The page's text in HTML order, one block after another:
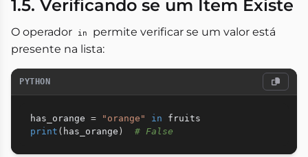
1.5. Verificando se um Item Existe
O operador in
permite verificar se um valor está
presente na lista:
PYTHON
has_orange = "orange" in
print ( has_orange ) # False